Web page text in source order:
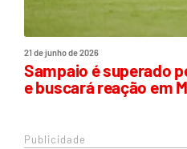
21 de junho de 2026
Sampaio é superado
e buscará reação em
Publicidade